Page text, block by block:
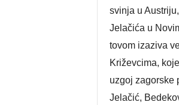
svinja u
Jelačića u
tovom izaziva
Križevcima,
uzgoj zagorske
Jelačić,